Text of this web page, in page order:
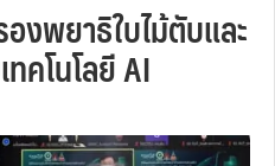
งพยาธิใบไม้ตับและ
คโนโลยี AI